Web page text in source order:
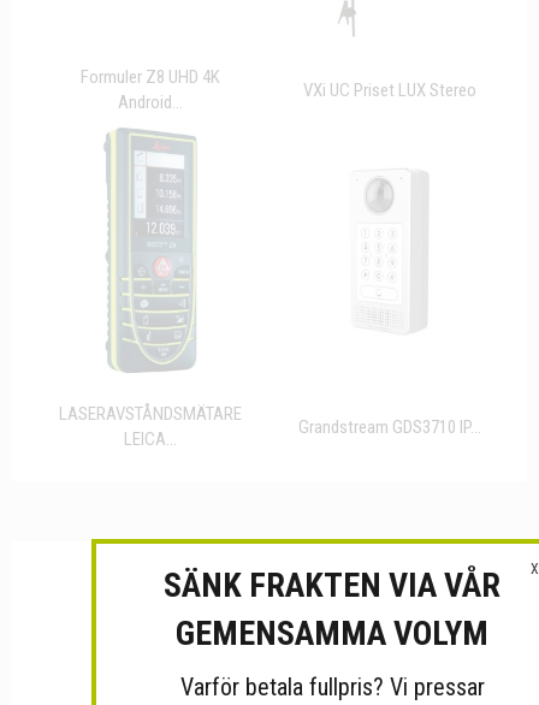
Formuler Z8 UHD 4K
Android...
VXi UC Priset LUX Stereo
LASERAVSTÅNDSMÄTARE
LEICA...
Grandstream GDS3710 IP...
X
SÄNK FRAKTEN VIA VÅR
GEMENSAMMA VOLYM
Varför betala fullpris? Vi pressar